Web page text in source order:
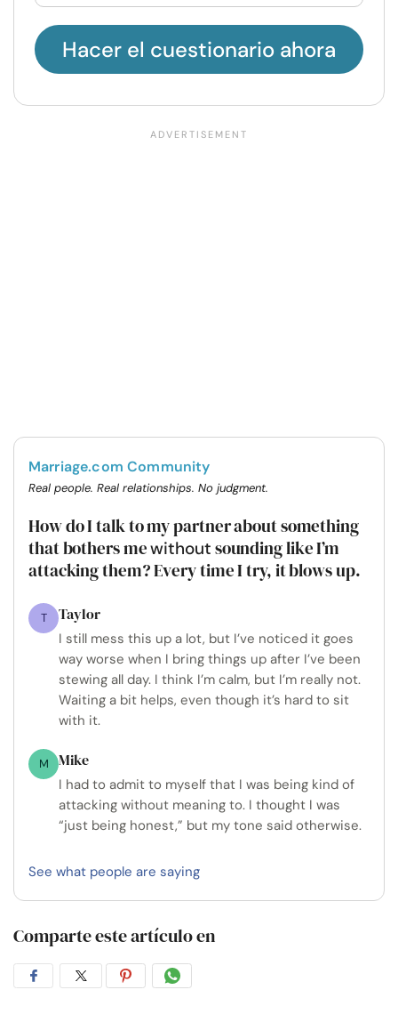
Hacer el cuestionario ahora
Marriage.com Community
Real people. Real relationships. No judgment.
How do I talk to my partner about something
that bothers mewithout sounding like I’m
attacking them? Every time I try, it blows up.
T Taylor
I still mess this up a lot, but I’ve noticed it goes
way worse when I bring things up after I’ve been
stewing all day. I think I’m calm, but I’m really not.
Waiting a bit helps, even though it’s hard to sit
with it.
M Mike
I had to admit to myself that I was being kind of
attacking without meaning to. I thought I was
“just being honest,” but my tone said otherwise.
See what people are saying
Comparte este artículo en
CompartirCompartirCompartirCompartir